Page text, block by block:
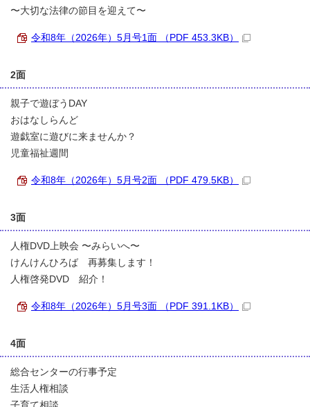
〜大切な法律の節目を迎えて〜
令和8年（2026年）5月号1面 （PDF 453.3KB）
2面
親子で遊ぼうDAY
おはなしらんど
遊戯室に遊びに来ませんか？
児童福祉週間
令和8年（2026年）5月号2面 （PDF 479.5KB）
3面
人権DVD上映会 〜みらいへ〜
けんけんひろば 再募集します！
人権啓発DVD 紹介！
令和8年（2026年）5月号3面 （PDF 391.1KB）
4面
総合センターの行事予定
生活人権相談